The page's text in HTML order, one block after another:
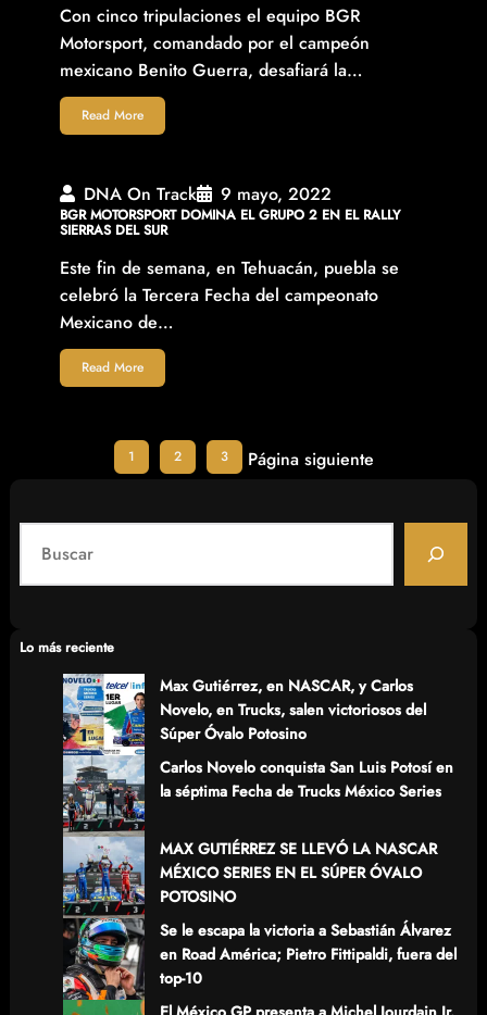
Con cinco tripulaciones el equipo BGR
Motorsport, comandado por el campeón
mexicano Benito Guerra, desafiará la…
Read More
DNA On Track 9 mayo, 2022
BGR MOTORSPORT DOMINA EL GRUPO 2 EN EL RALLY
SIERRAS DEL SUR
Este fin de semana, en Tehuacán, puebla se
celebró la Tercera Fecha del campeonato
Mexicano de…
Read More
1 2 3 Página siguiente
a
cLo más reciente
Max Gutiérrez, en NASCAR, y Carlos
Novelo, en Trucks, salen victoriosos del
Súper Óvalo Potosino
Carlos Novelo conquista San Luis Potosí en
la séptima Fecha de Trucks México Series
MAX GUTIÉRREZ SE LLEVÓ LA NASCAR
MÉXICO SERIES EN EL SÚPER ÓVALO
POTOSINO
Se le escapa la victoria a Sebastián Álvarez
en Road América; Pietro Fittipaldi, fuera del
top-10